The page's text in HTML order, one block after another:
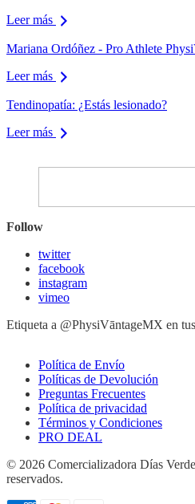
Leer más
Mariana Ordóñez - Pro Athlete
Leer más
Tendinopatía: ¿Estás lesionado?
Leer más
Follow
twitter
facebook
instagram
vimeo
Etiqueta a @PhysiVāntageMX en
Política de Envío
Políticas de Devolución
Preguntas Frecuentes
Política de privacidad
Términos y Condiciones
PRO DEAL
© 2026 Comercializadora Días
reservados.